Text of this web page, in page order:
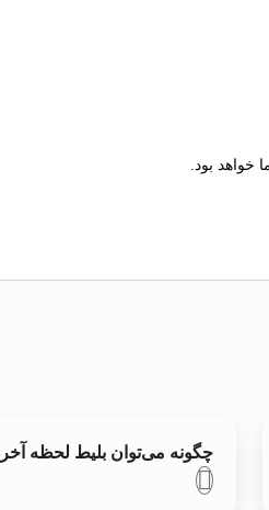
خواهد بود.
چگونه می‌توان بلیط لحظه